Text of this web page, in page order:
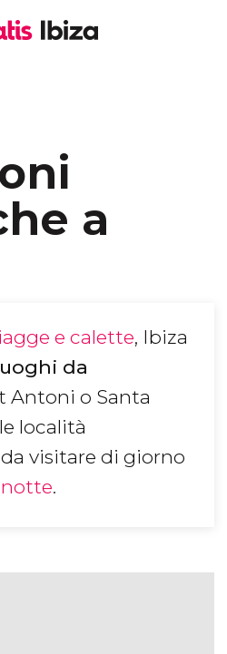
a
e calette, Ibiza
da
Antoni o Santa
località
visitare di giorno
.